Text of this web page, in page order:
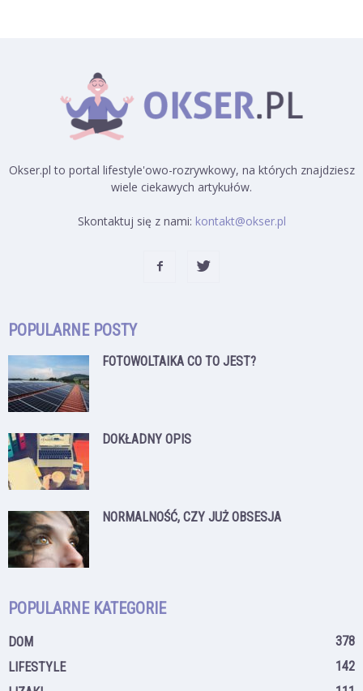
Okser.pl to portal lifestyle'owo-rozrywkowy, na których znajdziesz
wiele ciekawych artykułów.
Skontaktuj się z nami: kontakt@okser.pl
POPULARNE POSTY
FOTOWOLTAIKA CO TO JEST?
DOKŁADNY OPIS
NORMALNOŚĆ, CZY JUŻ OBSESJA
POPULARNE KATEGORIE
DOM
378
LIFESTYLE
142